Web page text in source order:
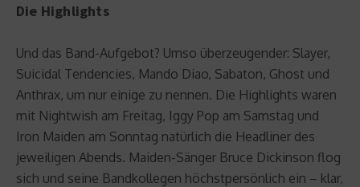
Die Highlights
Und das Band-Aufgebot? Umso überzeugender: Slayer,
Suicidal Tendencies, Mando Diao, Sabaton, Ghost und
Anthrax, um nur einige zu nennen. Die Highlights waren
mit Nightwish am Freitag, Iggy Pop am Samstag und
Iron Maiden am Sonntag natürlich die Headliner des
jeweiligen Abends. Maiden-Sänger Bruce Dickinson flog
sich und seine Bandkollegen höchstpersönlich ein – klar,